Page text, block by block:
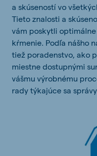
a skúseností vo
Tieto znalosti a
vám poskytli
kŕmenie. Podľa nášho
tiež poradenstvo, ako
miestne dostupnými
vášmu výrobnému
rady týkajúce sa